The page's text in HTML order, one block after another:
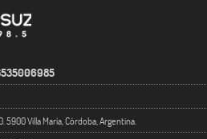
5900 Villa María, Córdoba, Argentina.